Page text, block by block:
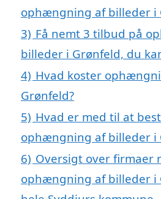
ophængning af billeder i
3) Få nemt 3 tilbud på
billeder i Grønfeld, du
4) Hvad koster
Grønfeld?
5) Hvad er med til at
ophængning af billeder i
6) Oversigt over firmaer
ophængning af billeder i